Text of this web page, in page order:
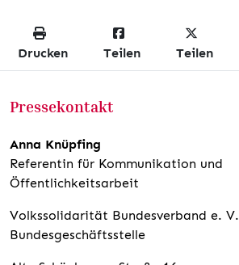
Drucken Teilen Teilen
Pressekontakt
Anna Knüpfing
Referentin für Kommunikation und
Öffentlichkeitsarbeit
Volkssolidarität Bundesverband e. V.
Bundesgeschäftsstelle